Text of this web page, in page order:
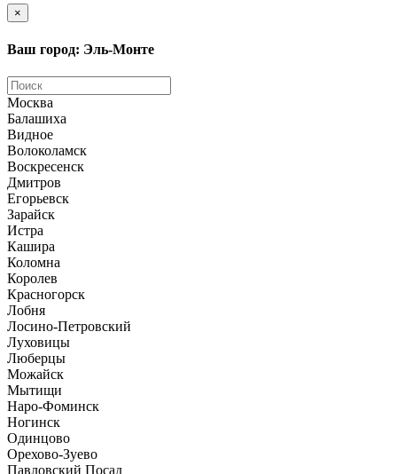
×
Ваш город: Эль-Монте
Москва
Балашиха
Видное
Волоколамск
Воскресенск
Дмитров
Егорьевск
Зарайск
Истра
Кашира
Коломна
Королев
Красногорск
Лобня
Лосино-Петровский
Луховицы
Люберцы
Можайск
Мытищи
Наро-Фоминск
Ногинск
Одинцово
Орехово-Зуево
Павловский Посад